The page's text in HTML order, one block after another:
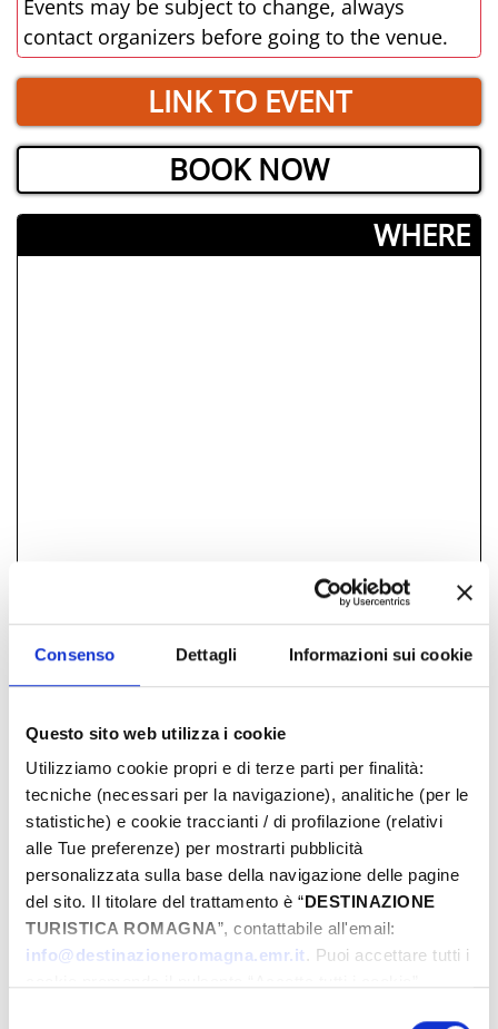
Consenso Dettagli Informazioni sui cookie
Questo sito web utilizza i cookie
Utilizziamo cookie propri e di terze parti per finalità:
tecniche (necessari per la navigazione), analitiche (per le
statistiche) e cookie traccianti / di profilazione (relativi
alle Tue preferenze) per mostrarti pubblicità
personalizzata sulla base della navigazione delle pagine
del sito. Il titolare del trattamento è “DESTINAZIONE
TURISTICA ROMAGNA”, contattabile all'email:
info@destinazioneromagna.emr.it. Puoi accettare tutti i
Events may be subject to change, always
contact organizers before going to the venue.
LINK TO EVENT
BOOK NOW
­WHERE
FREE
January-1970
Mon
Tue Wed Thu Fri Sat
Sun
30
05
06 07 08 09 10
11
12
13 14 15 16 17
18
19
20 21 22 23 24
26
27 28 29 30 31
01